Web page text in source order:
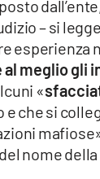
– si
esperienza
meglio gli
«
che si
nome